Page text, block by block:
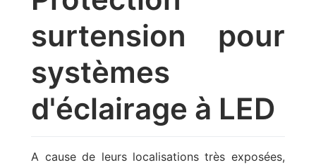
surtension pour
systèmes
d'éclairage à LED
A cause de leurs localisations très exposées,